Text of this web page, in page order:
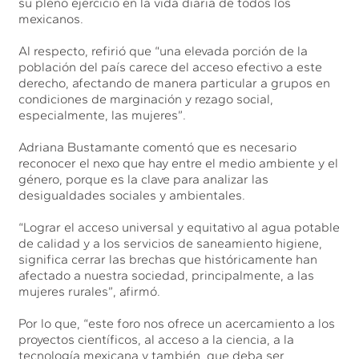
mexicanos.
Al respecto, refirió que “una elevada porción de la
población del país carece del acceso efectivo a este
derecho, afectando de manera particular a grupos en
condiciones de marginación y rezago social,
especialmente, las mujeres”.
Adriana Bustamante comentó que es necesario
reconocer el nexo que hay entre el medio ambiente y el
género, porque es la clave para analizar las
desigualdades sociales y ambientales.
“Lograr el acceso universal y equitativo al agua potable
de calidad y a los servicios de saneamiento higiene,
significa cerrar las brechas que históricamente han
afectado a nuestra sociedad, principalmente, a las
mujeres rurales”, afirmó.
Por lo que, “este foro nos ofrece un acercamiento a los
proyectos científicos, al acceso a la ciencia, a la
tecnología mexicana y también, que deba ser